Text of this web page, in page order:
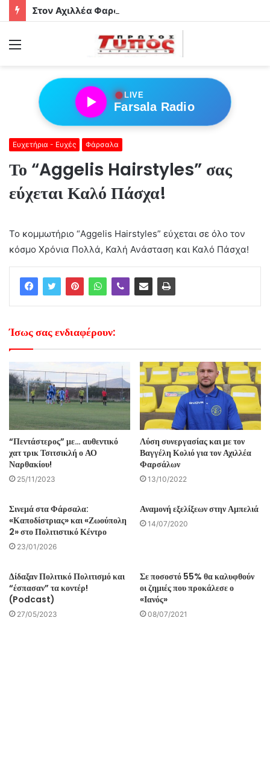
Στον Αχιλλέα Φαρσάλων τα αδέρφια Φούσα!
Menu
●LIVE
Farsala Radio
Ευχετήρια - Ευχές Φάρσαλα
Το “Aggelis Hairstyles” σας
εύχεται Καλό Πάσχα!
Το κομμωτήριο “Aggelis Hairstyles” εύχεται σε όλο τον
κόσμο Χρόνια Πολλά, Καλή Ανάσταση και Καλό Πάσχα!
Ίσως σας ενδιαφέρουν:
“Πεντάστερος” με… αυθεντικό
χατ τρικ Τσιτσικλή ο ΑΟ
Ναρθακίου!
25/11/2023
Λύση συνεργασίας και με τον
Βαγγέλη Κολιό για τον Αχιλλέα
Φαρσάλων
13/10/2022
Σινεμά στα Φάρσαλα:
«Καποδίστριας» και «Ζωούπολη
2» στο Πολιτιστικό Κέντρο
23/01/2026
Αναμονή εξελίξεων στην Αμπελιά
14/07/2020
Δίδαξαν Πολιτικό Πολιτισμό και
“έσπασαν” τα κοντέρ!
(Podcast)
27/05/2023
Σε ποσοστό 55% θα καλυφθούν
οι ζημιές που προκάλεσε ο
«Ιανός»
08/07/2021